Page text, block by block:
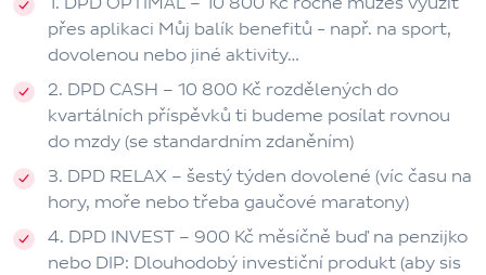
přes aplikaci Můj balík benefitů - např. na sport,
dovolenou nebo jiné aktivity…
2. DPD CASH – 10 800 Kč rozdělených do
kvartálních příspěvků ti budeme posílat rovnou
do mzdy (se standardním zdaněním)
3. DPD RELAX – šestý týden dovolené (víc času na
hory, moře nebo třeba gaučové maratony)
4. DPD INVEST – 900 Kč měsíčně buď na penzijko
nebo DIP: Dlouhodobý investiční produkt (aby sis